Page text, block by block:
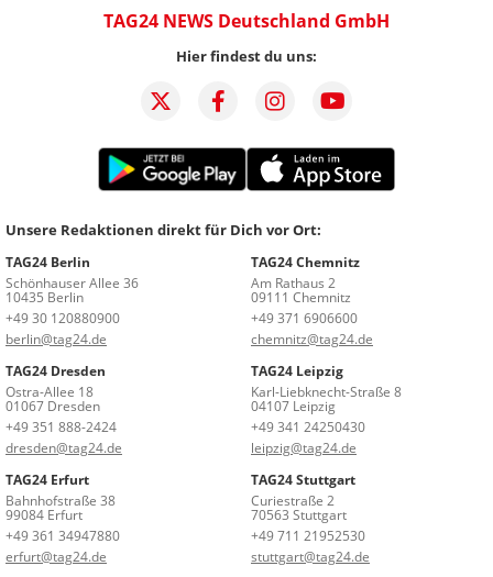
TAG24 NEWS Deutschland GmbH
Hier findest du uns:
Unsere Redaktionen direkt für Dich vor Ort:
TAG24 Berlin
Schönhauser Allee 36
10435 Berlin
+49 30 120880900
berlin@tag24.de
TAG24 Chemnitz
Am Rathaus 2
09111 Chemnitz
+49 371 6906600
chemnitz@tag24.de
TAG24 Dresden
Ostra-Allee 18
01067 Dresden
+49 351 888-2424
dresden@tag24.de
TAG24 Leipzig
Karl-Liebknecht-Straße 8
04107 Leipzig
+49 341 24250430
leipzig@tag24.de
TAG24 Erfurt
Bahnhofstraße 38
99084 Erfurt
+49 361 34947880
erfurt@tag24.de
TAG24 Stuttgart
Curiestraße 2
70563 Stuttgart
+49 711 21952530
stuttgart@tag24.de